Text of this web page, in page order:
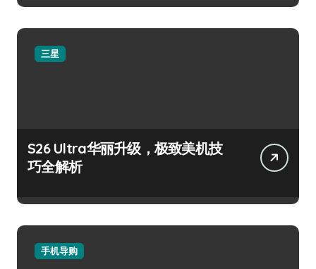
三星
S26 Ultra华丽升级，极致美机技
巧全解析
手机导购